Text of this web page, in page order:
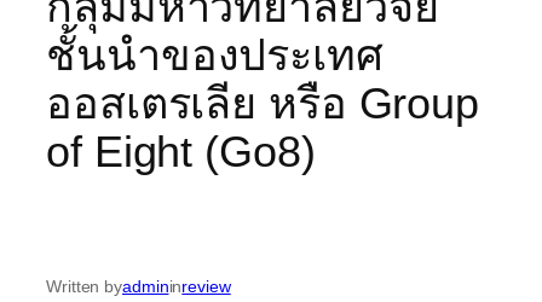
ชั้นนำของประเทศ
ออสเตรเลีย หรือ Group
of Eight (Go8)
Written byadmininreview